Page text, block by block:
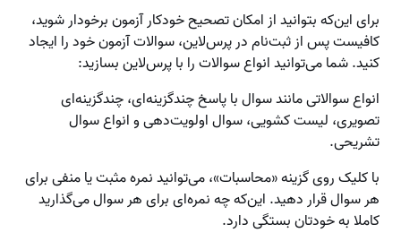
برای این‌که بتوانید از امکان تصحیح خودکار آزمون برخودار شوید،
کافیست پس از ثبت‌نام در پرس‌لاین، سوالات آزمون خود را ایجاد
کنید. شما می‌توانید انواع سوالات را با پرس‌لاین بسازید:
انواع سوالاتی مانند سوال با پاسخ چندگزینه‌ای، چندگزینه‌ای
تصویری، لیست کشویی، سوال اولویت‌دهی و انواع سوال
تشریحی.
با کلیک روی گزینه «محاسبات»، می‌توانید نمره مثبت یا منفی برای
هر سوال قرار دهید. این‌که چه نمره‌ای برای هر سوال می‌گذارید
کاملا به خودتان بستگی دارد.